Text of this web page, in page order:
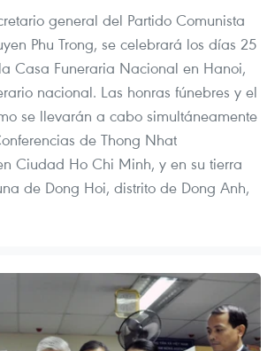
general del Partido Comunista
Phu Trong, se celebrará los días 25
Casa Funeraria Nacional en Hanoi,
nacional. Las honras fúnebres y el
se llevarán a cabo simultáneamente
de Thong Nhat
Ciudad Ho Chi Minh, y en su tierra
de Dong Hoi, distrito de Dong Anh,